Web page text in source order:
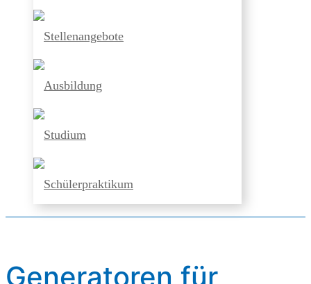
Stellenangebote
Ausbildung
Studium
Schülerpraktikum
Generatoren für